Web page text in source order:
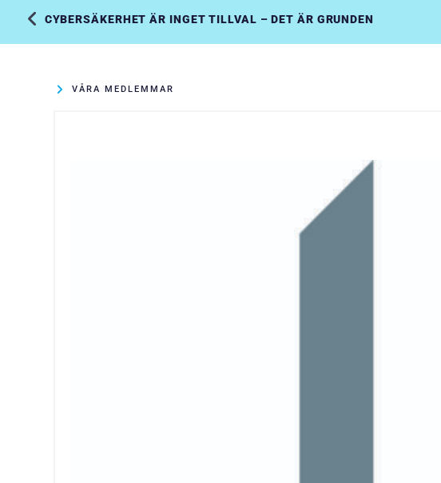
CYBERSÄKERHET ÄR INGET TILLVAL – DET ÄR GRUNDEN
VÅRA MEDLEMMAR